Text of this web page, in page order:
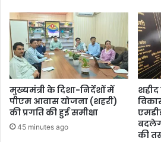
मुख्यमंत्री के दिशा-निर्देशों में
पीएम आवास योजना (शहरी)
की प्रगति की हुई समीक्षा
45 minutes ago
की